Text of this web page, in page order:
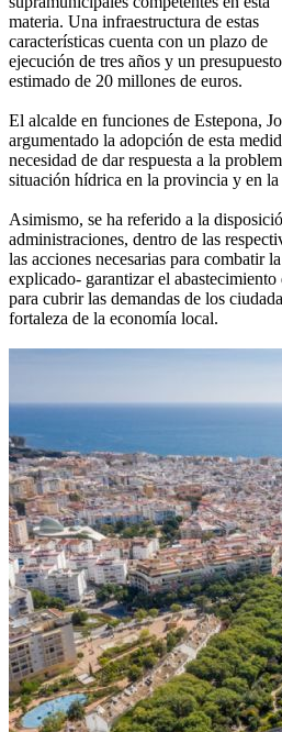
materia. Una infraestructura de estas
características cuenta con un plazo de
ejecución de tres años y un presupuesto
estimado de 20 millones de euros.
El alcalde en funciones de Estepona,
argumentado la adopción de esta
necesidad de dar respuesta a la
situación hídrica en la provincia y en la
Asimismo, se ha referido a la
administraciones, dentro de las
las acciones necesarias para combatir
explicado- garantizar el
para cubrir las demandas de los
fortaleza de la economía local.